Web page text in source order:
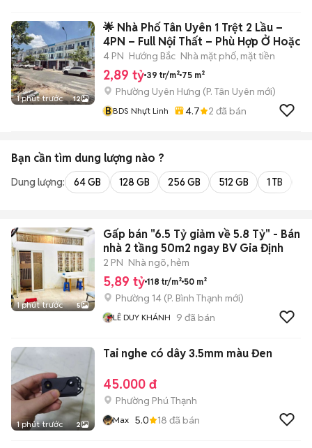
1 phút trước 12
🌟 Nhà Phố Tân Uyên 1 Trệt 2 Lầu –
4PN – Full Nội Thất – Phù Hợp Ở Hoặc
4 PN Hướng Bắc Nhà mặt phố, mặt tiền
2,89 tỷ 39 tr/m² 75 m²
Phường Uyên Hưng (P. Tân Uyên mới)
BBDS Nhựt Linh 4.7 2 đã bán
Bạn cần tìm dung lượng nào ?
Dung lượng: 64 GB 128 GB 256 GB 512 GB 1 TB
1 phút trước 5
Gấp bán "6.5 Tỷ giảm về 5.8 Tỷ" - Bán
nhà 2 tầng 50m2 ngay BV Gia Định
2 PN Nhà ngõ, hẻm
5,89 tỷ 118 tr/m² 50 m²
Phường 14 (P. Bình Thạnh mới)
LÊ DUY KHÁNH 9 đã bán
1 phút trước 2
Tai nghe có dây 3.5mm màu Đen
45.000 đ
Phường Phú Thạnh
Max 5.0 18 đã bán